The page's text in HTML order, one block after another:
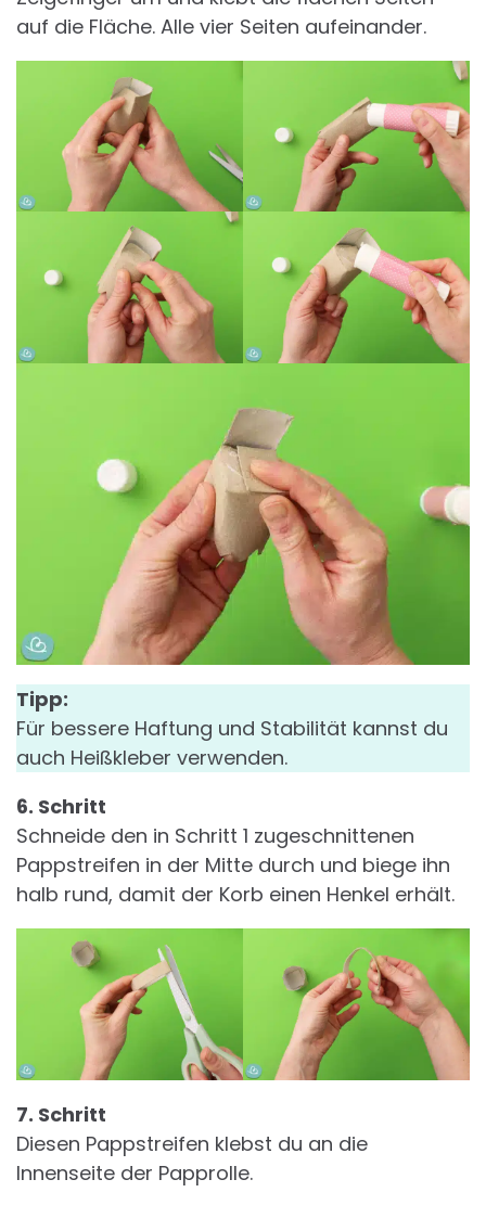
auf die Fläche. Alle vier Seiten aufeinander.
Tipp:
Für bessere Haftung und Stabilität kannst du
auch Heißkleber verwenden.
6. Schritt
Schneide den in Schritt 1 zugeschnittenen
Pappstreifen in der Mitte durch und biege ihn
halb rund, damit der Korb einen Henkel erhält.
7. Schritt
Diesen Pappstreifen klebst du an die
Innenseite der Papprolle.